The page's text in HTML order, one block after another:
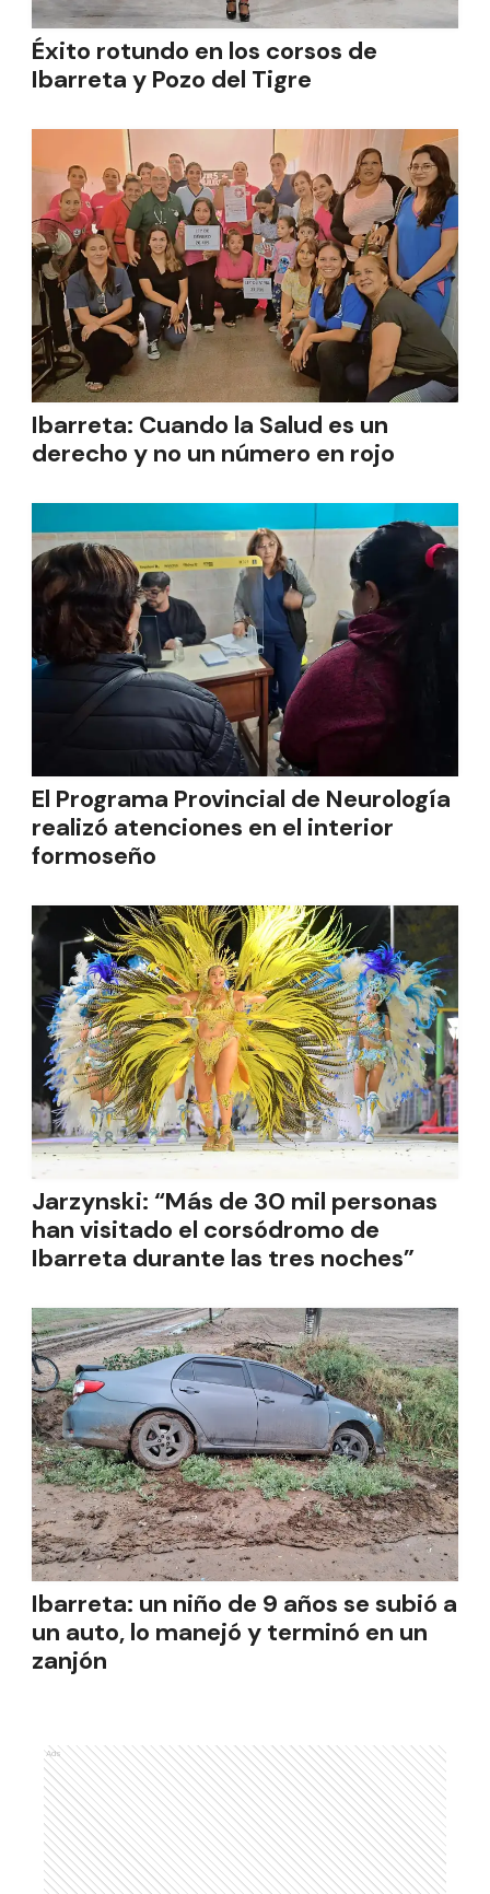
Éxito rotundo en los corsos de
Ibarreta y Pozo del Tigre
Ibarreta: Cuando la Salud es un
derecho y no un número en rojo
El Programa Provincial de Neurología
realizó atenciones en el interior
formoseño
Jarzynski: “Más de 30 mil personas
han visitado el corsódromo de
Ibarreta durante las tres noches”
Ibarreta: un niño de 9 años se subió a
un auto, lo manejó y terminó en un
zanjón
Ads